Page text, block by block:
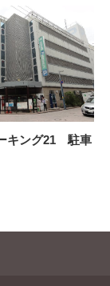
キング21 駐車